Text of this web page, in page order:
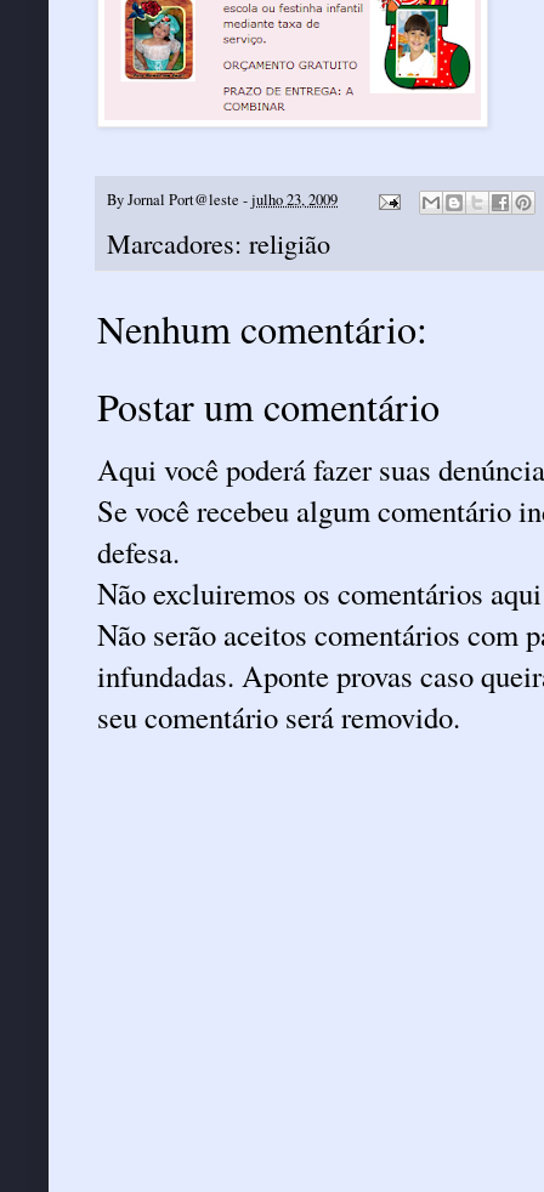
ByJornal Port@leste -julho 23, 2009
Marcadores: religião
Nenhum comentário:
Postar um comentário
Aqui você poderá fazer suas
Se você recebeu algum comentário
defesa.
Não excluiremos os comentários
Não serão aceitos comentários com
infundadas. Aponte provas caso
seu comentário será removido.